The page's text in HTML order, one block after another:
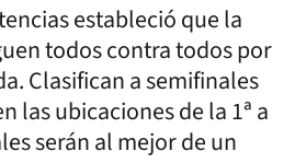
estableció que la
todos contra todos por
Clasifican a semifinales
las ubicaciones de la 1ª a
serán al mejor de un